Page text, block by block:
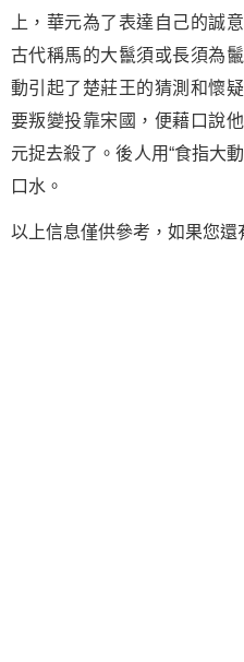
上，華元為了表達自己的誠
古代稱馬的大鬣須或長須為
動引起了楚莊王的猜測和懷
要叛變投靠宋國，便藉口說
元捉去殺了。後人用“食指大
口水。
以上信息僅供參考，如果您還